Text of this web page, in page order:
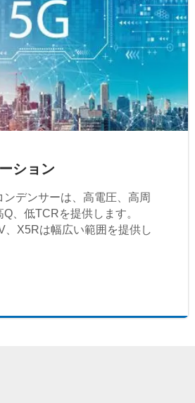
ション
デンサーは、高電圧、高周
、低TCRを提供します。
、X5Rは幅広い範囲を提供し